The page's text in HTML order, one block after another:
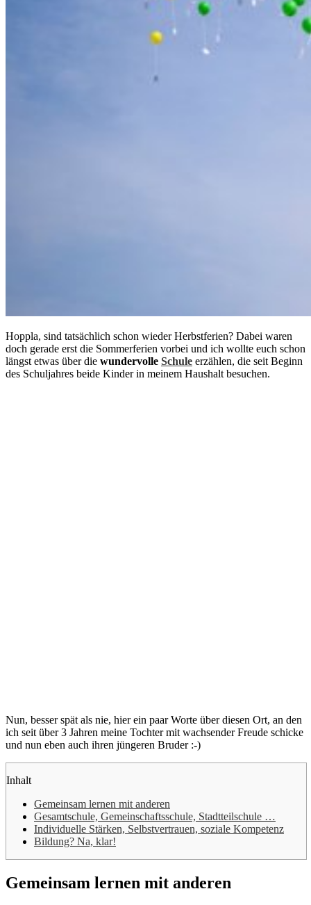
Hoppla, sind tatsächlich schon wieder Herbstferien? Dabei waren
doch gerade erst die Sommerferien vorbei und ich wollte euch schon
längst etwas über die wundervolle Schule erzählen, die seit Beginn
des Schuljahres beide Kinder in meinem Haushalt besuchen.
Nun, besser spät als nie, hier ein paar Worte über diesen Ort, an den
ich seit über 3 Jahren meine Tochter mit wachsender Freude schicke
und nun eben auch ihren jüngeren Bruder :-)
Inhalt
Gemeinsam lernen mit anderen
Gesamtschule, Gemeinschaftsschule, Stadtteilschule …
Individuelle Stärken, Selbstvertrauen, soziale Kompetenz
Bildung? Na, klar!
Gemeinsam lernen mit anderen